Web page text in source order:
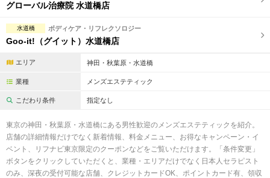
グローバル治療院 水道橋店
水道橋 ボディケア・リフレクソロジー
Goo-it!（グイット）水道橋店
エリア 神田・秋葉原・水道橋
業種 メンズエステティック
こだわり条件 指定なし
東京の神田・秋葉原・水道橋にある男性歓迎のメンズエステティックを紹介。
店舗の詳細情報だけでなく新着情報、料金メニュー、お得なキャンペーン・イ
ベント、リフナビ東京限定のクーポンなどをご覧いただけます。「条件変更」
ボタンをクリックしていただくと、業種・エリアだけでなく日本人セラピスト
のみ、深夜の受付可能な店舗、クレジットカードOK、ポイントカード有、領収